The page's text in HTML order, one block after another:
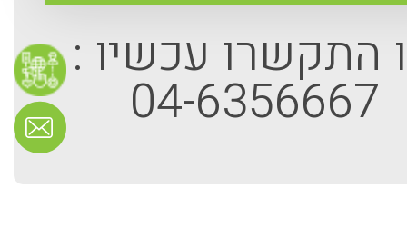
התקשרו עכשיו :
04-6356667